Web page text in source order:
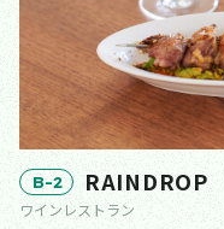
B-2 RAINDROP
ワインレストラン